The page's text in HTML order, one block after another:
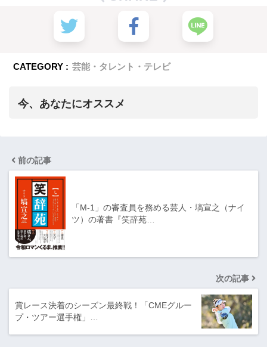
CATEGORY : 芸能・タレント・テレビ
今、あなたにオススメ
前の記事
「M-1」の審査員を務める芸人・塙宣之（ナイ
ツ）の著書『笑辞苑…
次の記事
賞レース決着のシーズン最終戦！「CMEグルー
プ・ツアー選手権」…